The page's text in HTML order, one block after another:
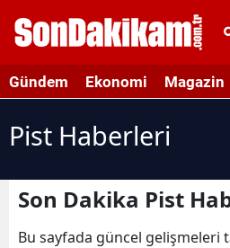
Gündem Ekonomi Magazin
Pist Haberleri
Son Dakika Pist
Bu sayfada güncel gelişmeleri